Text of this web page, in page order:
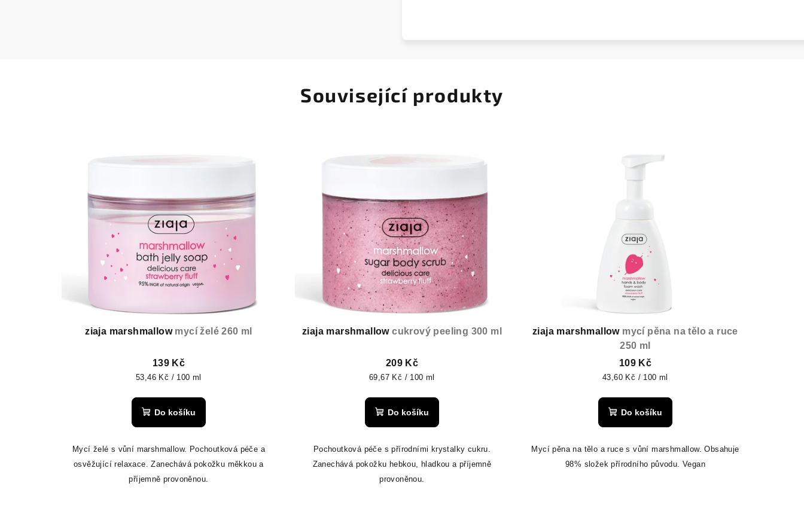
Související produkty
ziaja marshmallow mycí želé 260 ml
139 Kč
Měrná
53,46 Kč / 100 ml
Do košíku
Mycí želé s vůní marshmallow. Pochoutková péče a
osvěžující relaxace. Zanechává pokožku měkkou a
příjemně provoněnou.
ziaja marshmallowcukrový peeling 300 ml
209 Kč
Měrná
69,67 Kč / 100 ml
Do košíku
Pochoutková péče s přírodními krystalky cukru.
Zanechává pokožku hebkou, hladkou a příjemně
provoněnou.
ziaja marshmallow mycí pěna na tělo a ruce
250 ml
109 Kč
Měrná
43,60 Kč / 100 ml
Do košíku
Mycí pěna na tělo a ruce s vůní marshmallow. Obsahuje
98% složek přírodního původu. Vegan